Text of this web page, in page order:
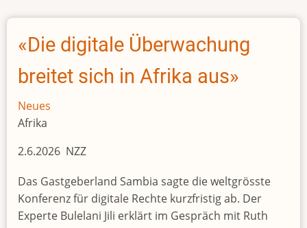
Gabun
«Die digitale Überwachung
breitet sich in Afrika aus»
Neues
Afrika
2.6.2026 NZZ
Das Gastgeberland Sambia sagte die weltgrösste
Konferenz für digitale Rechte kurzfristig ab. Der
Experte Bulelani Jili erklärt im Gespräch mit Ruth